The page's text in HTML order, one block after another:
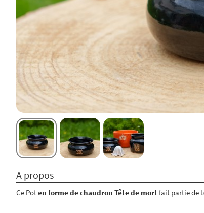
A propos
Ce Poten forme de chaudron Tête de mortfait partie de